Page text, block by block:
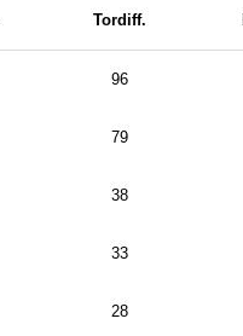
Tordiff.
96
79
38
33
28